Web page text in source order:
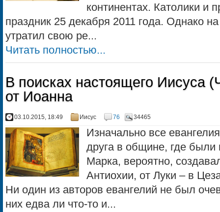
континентах. Католики и
праздник 25 декабря 2011 года. Однако
утратил свою ре...
Читать полностью...
В поисках настоящего Иисуса
от Иоанна
03.10.2015, 18:49 Иисус 76 34465
Изначально все
друга в общине, где были
Марка, вероятно,
Антиохии, от Луки – в
Ни один из авторов евангелий не был
них едва ли что-то и...